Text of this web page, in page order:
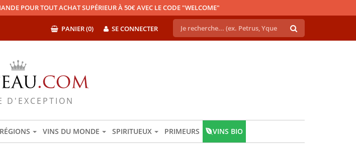
POUR TOUT ACHAT SUPÉRIEUR À 50€ AVEC LE CODE "WELCOME"
SE CONNECTER
PANIER (0)
D'EXCEPTION
VINS DU MONDE SPIRITUEUX PRIMEURS VINS BIO